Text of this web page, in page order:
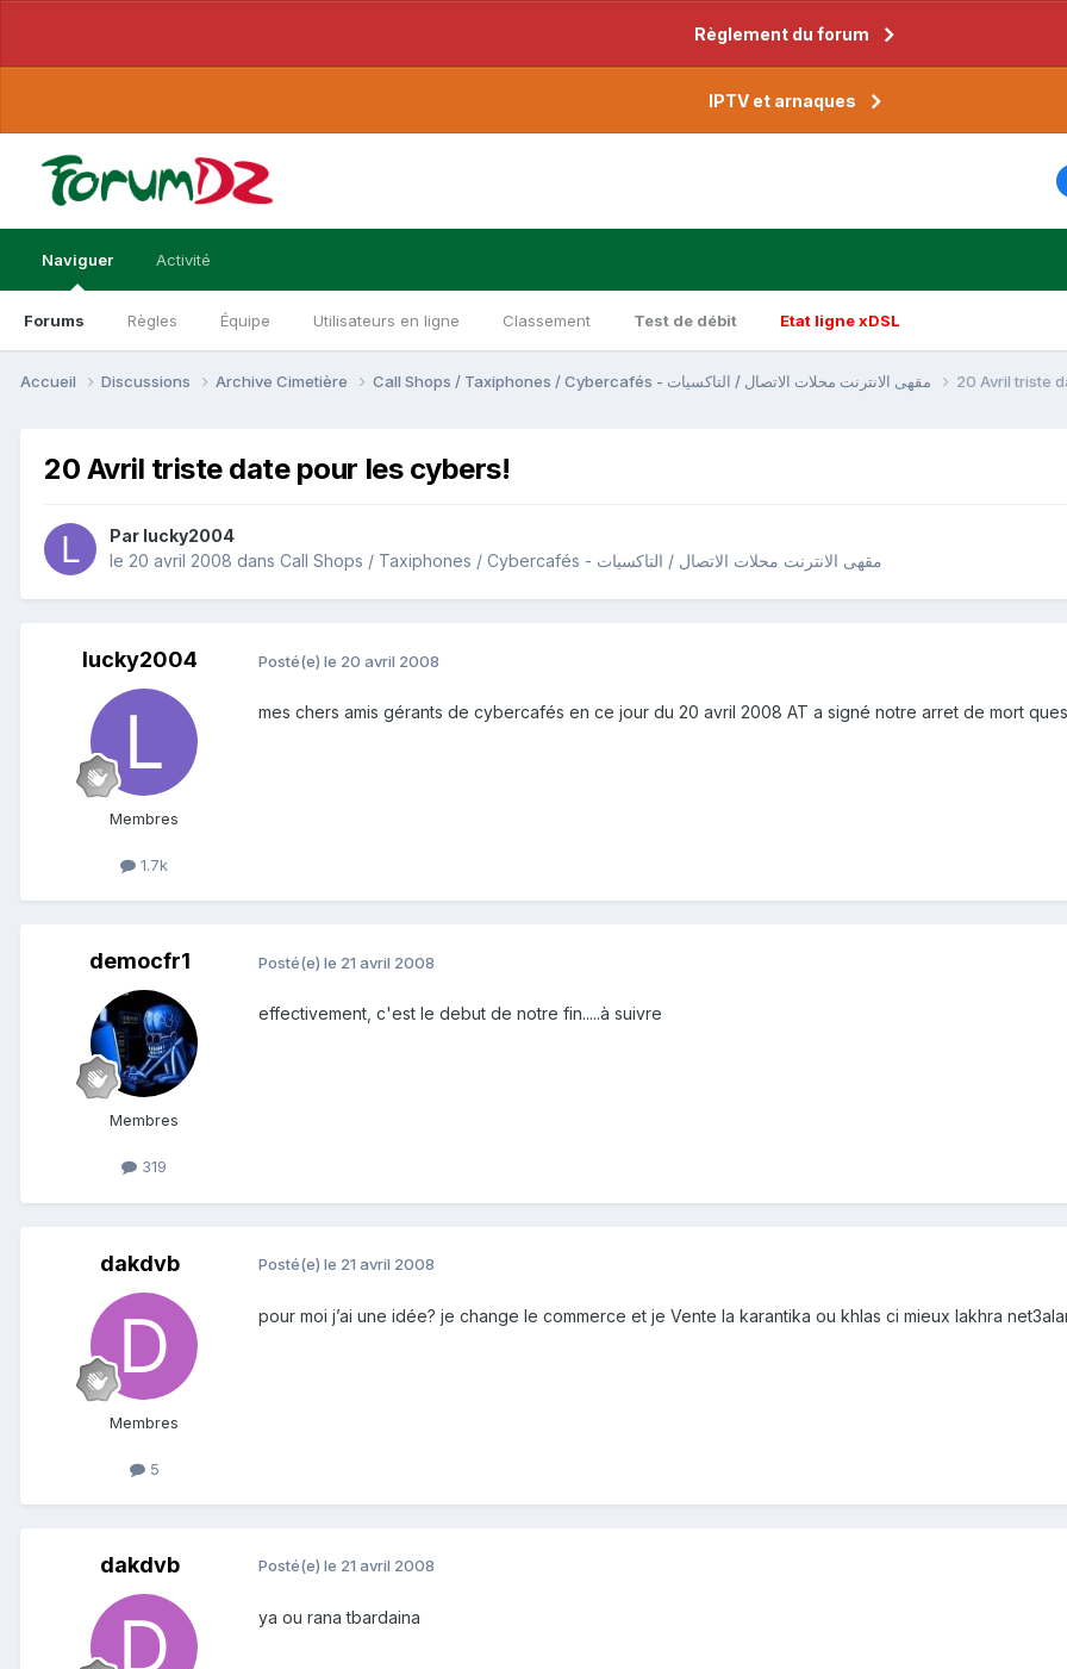
Règlement du forum
IPTV et arnaques
Naviguer
Forums Règles Équipe Utilisateurs en ligne Classement Test de débit Etat ligne xDSL
Activité
Accueil Discussions Archive Cimetière 20 Avril triste
20 Avril triste date pour les cybers!
Par lucky2004
le 20 avril 2008 dans Call Shops / Taxiphones / Cybercafés - مقهى الانترنت محلات الاتصال / التاكسيات
lucky2004
Membres
1.7k
Posté(e) le 20 avril 2008
mes chers amis gérants de cybercafés en ce jour du 20 avril 2008 AT a signé notre arret de mort
democfr1
Membres
319
Posté(e) le 21 avril 2008
effectivement, c'est le debut de notre fin.....à suivre
dakdvb
Membres
5
Posté(e) le 21 avril 2008
pour moi j’ai une idée? je change le commerce et je Vente la karantika ou khlas ci mieux lakhra
dakdvb Posté(e) le 21 avril 2008
ya ou rana tbardaina